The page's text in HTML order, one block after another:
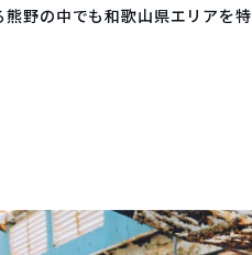
野の中でも和歌山県エリアを特